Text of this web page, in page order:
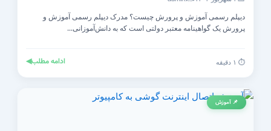
دیپلم رسمی آموزش و پرورش چیست؟ مدرک دیپلم رسمی آموزش و
پرورش یک گواهینامه معتبر دولتی است که به دانش‌آموزانی...
⏱️ ۱ دقیقه ادامه مطلب◀
📌 آموزش